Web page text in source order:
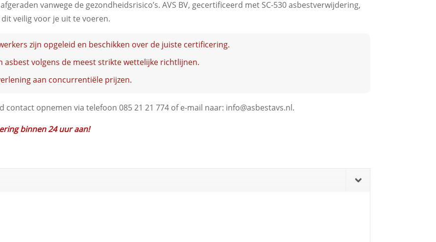
vanwege de gezondheidsrisico’s. AVS BV, gecertificeerd met SC-530 asbestverwijdering,
veilig voor je uit te voeren.
zijn opgeleid en beschikken over de juiste certificering.
asbest volgens de meest strikte wettelijke richtlijnen.
aan concurrentiële prijzen.
opnemen via telefoon 085 21 21 774 of e-mail naar: info@asbestavs.nl.
binnen 24 uur aan!